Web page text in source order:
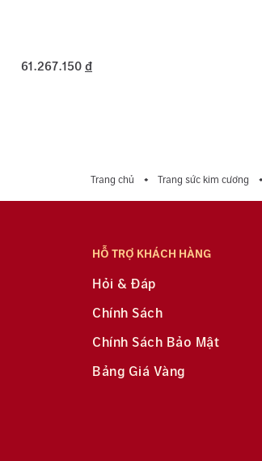
61.267.150 đ
Trang chủ Trang sức kim cương
HỖ TRỢ KHÁCH HÀNG
Hỏi & Đáp
Chính Sách
Chính Sách Bảo Mật
Bảng Giá Vàng